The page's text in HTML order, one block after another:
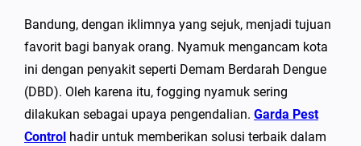
Bandung, dengan iklimnya yang sejuk, menjadi tujuan
favorit bagi banyak orang. Nyamuk mengancam kota
ini dengan penyakit seperti Demam Berdarah Dengue
(DBD). Oleh karena itu, fogging nyamuk sering
dilakukan sebagai upaya pengendalian. Garda Pest
Control hadir untuk memberikan solusi terbaik dalam